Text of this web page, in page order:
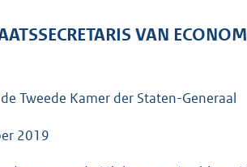
r
t
VAN
Tweede Kamer der Staten-Generaal
2019